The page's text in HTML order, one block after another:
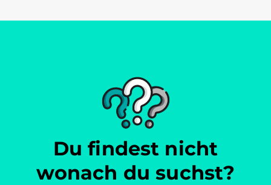
Du findest nicht
wonach du suchst?